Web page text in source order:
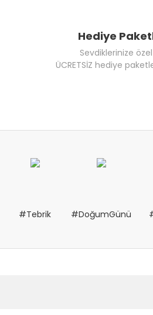
Hediye
Sevdiklerinize
ÜCRETSİZ hediye
#Tebrik #DoğumGünü